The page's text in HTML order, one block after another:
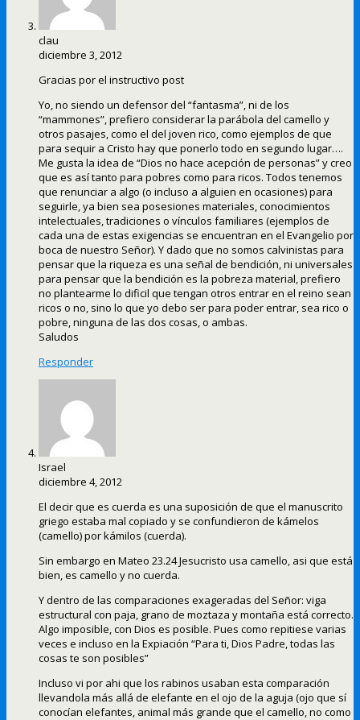
clau
diciembre 3, 2012
Gracias por el instructivo post
Yo, no siendo un defensor del “fantasma”, ni de los
“mammones”, prefiero considerar la parábola del camello y
otros pasajes, como el del joven rico, como ejemplos de que
para sequir a Cristo hay que ponerlo todo en segundo lugar….
Me gusta la idea de “Dios no hace acepción de personas” y creo
que es así tanto para pobres como para ricos. Todos tenemos
que renunciar a algo (o incluso a alguien en ocasiones) para
seguirle, ya bien sea posesiones materiales, conocimientos
intelectuales, tradiciones o vínculos familiares (ejemplos de
cada una de estas exigencias se encuentran en el Evangelio por
boca de nuestro Señor). Y dado que no somos calvinistas para
pensar que la riqueza es una señal de bendición, ni universales
para pensar que la bendición es la pobreza material, prefiero
no plantearme lo dificil que tengan otros entrar en el reino sean
ricos o no, sino lo que yo debo ser para poder entrar, sea rico o
pobre, ninguna de las dos cosas, o ambas.
Saludos
Responder
Israel
diciembre 4, 2012
El decir que es cuerda es una suposición de que el manuscrito
griego estaba mal copiado y se confundieron de kámelos
(camello) por kámilos (cuerda).
Sin embargo en Mateo 23.24 Jesucristo usa camello, asi que está
bien, es camello y no cuerda.
Y dentro de las comparaciones exageradas del Señor: viga
estructural con paja, grano de moztaza y montaña está correcto.
Algo imposible, con Dios es posible. Pues como repitiese varias
veces e incluso en la Expiación “Para ti, Dios Padre, todas las
cosas te son posibles”
Incluso vi por ahi que los rabinos usaban esta comparación
llevandola más allá de elefante en el ojo de la aguja (ojo que sí
conocían elefantes, animal más grande que el camello, no como